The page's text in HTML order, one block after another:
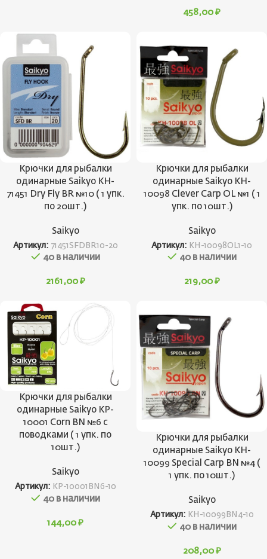
458,00 ₽
Крючки для рыбалки
одинарные Saikyo KH-
71451 Dry Fly BR №10 ( 1 упк.
по 20шт.)
Saikyo
Артикул: 71451SFDBR10-20
40 в наличии
2161,00 ₽
Крючки для рыбалки
одинарные Saikyo KH-
10098 Clever Carp OL №1 ( 1
упк. по 10шт.)
Saikyo
Артикул: KH-10098OL1-10
40 в наличии
219,00 ₽
Крючки для рыбалки
одинарные Saikyo KP-
10001 Corn BN №6 c
поводками ( 1 упк. по
10шт.)
Saikyo
Артикул: KP-10001BN6-10
40 в наличии
144,00 ₽
Крючки для рыбалки
одинарные Saikyo KH-
10099 Special Carp BN №4 (
1 упк. по 10шт.)
Saikyo
Артикул: KH-10099BN4-10
40 в наличии
208,00 ₽